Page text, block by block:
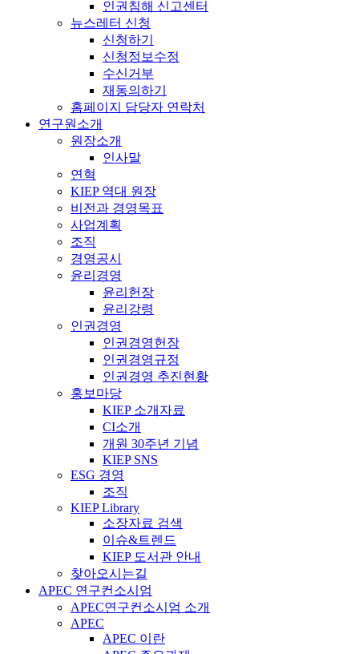
인권침해 신고센터
뉴스레터 신청
신청하기
신청정보수정
수신거부
재동의하기
홈페이지 담당자 연락처
연구원소개
원장소개
인사말
연혁
KIEP 역대 원장
비전과 경영목표
사업계획
조직
경영공시
윤리경영
윤리헌장
윤리강령
인권경영
인권경영헌장
인권경영규정
인권경영 추진현황
홍보마당
KIEP 소개자료
CI소개
개원 30주년 기념
KIEP SNS
ESG 경영
조직
KIEP Library
소장자료 검색
이슈&트렌드
KIEP 도서관 안내
찾아오시는길
APEC 연구컨소시엄
APEC연구컨소시엄 소개
APEC
APEC 이란